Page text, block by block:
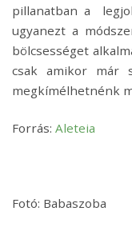
pillanatban a
ugyanezt a
bölcsességet
csak amikor már
megkímélhetnénk
Forrás: Aleteia
Fotó: Babaszoba